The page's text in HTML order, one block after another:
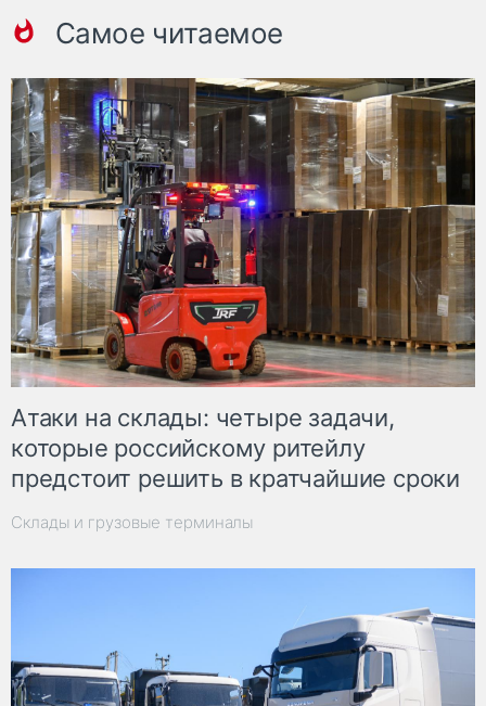
Самое читаемое
Атаки на склады: четыре задачи,
которые российскому ритейлу
предстоит решить в кратчайшие сроки
Склады и грузовые терминалы